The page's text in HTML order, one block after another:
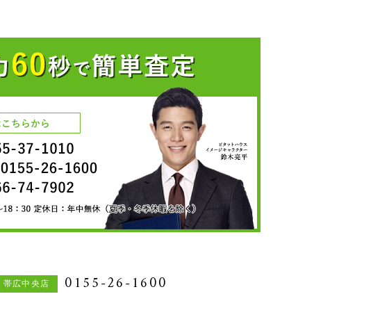
帯広中央店 0155-26-1600